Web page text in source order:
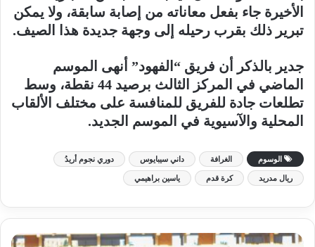
الأخيرة جاء بفعل معاناته من إصابة سابقة، ولا يمكن
تبرير ذلك بقرب رحيله إلى وجهة جديدة هذا الصيف.
جدير بالذكر أن فريق “الفهود” أنهى الموسم
الماضي في المركز الثالث برصيد 44 نقطة، وسط
تطلعات جادة للفريق للمنافسة على مختلف الألقاب
المحلية والآسيوية في الموسم الجديد.
الوسوم الغرافة داني سيبايوس دوري نجوم أريدُ
ريال مدريد كرة قدم ياسين براهيمي